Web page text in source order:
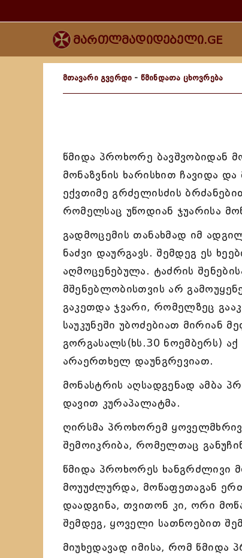
მართლმადიდებელი.GE
მთავარი გვერდი - წმინდათა ცხოვრება
წმიდა პროხორე ბავშვობიდან
მონაზვნის ხარისხით ჩავიდა
ექვთიმე გრძელისძის
რომელსაც უწოდიან ჯუარისა
გადმოცემის თანახმად იმ
ნაძვი დაურგავს. შემდეგ ეს
აღმოცენებულა. ტაძრის
მშენებლობისთვის არ
გაკეთდა ჯვარი, რომელზეც
საუკუნეში უბოძებიათ მირიან
გორგასალს(ხს.30 ნოემბერს)
არაერთხელ დაუნგრევიათ.
მონასტრის აღსადგენად ამბა
დავით კურაპალატმა.
ღირსმა პროხორემ
შემოიკრიბა, რომელთაც
წმიდა პროხორეს ხანგრძლივი
მოუუძლურდა, მოწაფეთაგან
დაადგინა, თვითონ კი, ორი
შემდეგ, ყოველი სათნოებით
მიუხედავად იმისა, რომ წმიდა